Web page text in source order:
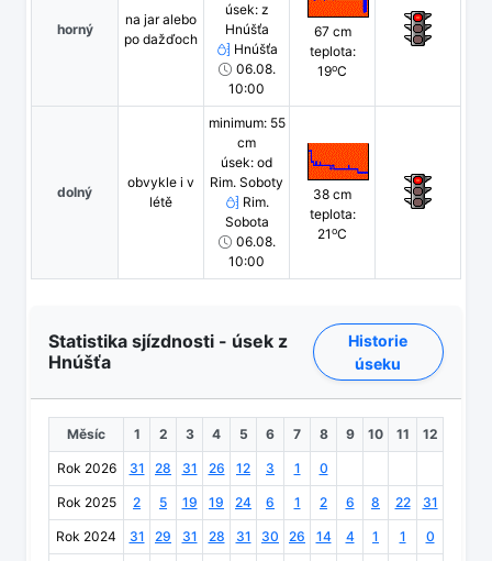
horný
na jar alebo
po dažďoch
úsek: z
Hnúšťa
Hnúšťa
06.08.
10:00
67 cm
teplota:
19oC
dolný
obvykle i v
létě
minimum: 55
cm
úsek: od
Rim. Soboty
Rim.
Sobota
06.08.
10:00
38 cm
teplota:
21oC
Statistika sjízdnosti - úsek z
Hnúšťa
Historie
úseku
Měsíc 1 2 3 4 5 6 7 8 9 10 11 12
Rok 2026 31 28 31 26 12 3 1 0
Rok 2025 2 5 19 19 24 6 1 2 6 8 22 31
Rok 2024 31 29 31 28 31 30 26 14 4 1 1 0